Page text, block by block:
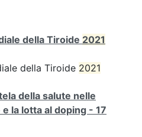
della Tiroide 2021
della Tiroide 2021
della salute nelle
la lotta al doping - 17